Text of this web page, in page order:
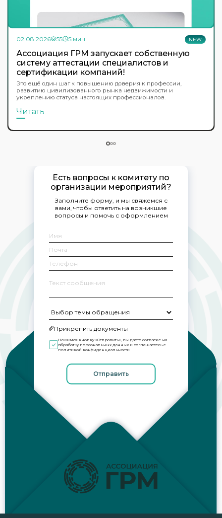
NEW
02.08.2026 55 5 мин
Ассоциация ГРМ запускает собственную
систему аттестации специалистов и
сертификации компаний!
Это ещё один шаг к повышению доверия к профессии,
развитию цивилизованного рынка недвижимости и
укреплению статуса настоящих профессионалов.
Читать
Есть вопросы к комитету по
организации мероприятий?
Заполните форму, и мы свяжемся с
вами, чтобы ответить на возникшие
вопросы и помочь с оформлением
Прикрепить документы
Нажимая кнопку «Отправить», вы даете согласие на
обработку персональных данных и соглашаетесь с
политикой конфиденциальности
Отправить